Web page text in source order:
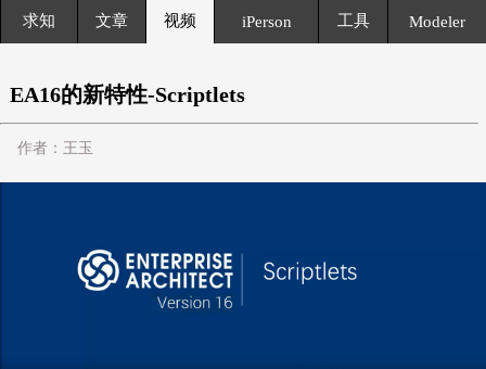
求知 文章 视频 iPerson 工具 Modeler
EA16的新特性-Scriptlets
作者：王玉